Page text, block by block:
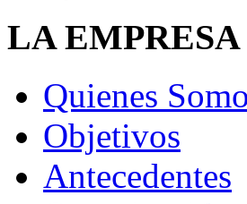
LA EMPRESA
Quienes
Objetivos
Antecedentes